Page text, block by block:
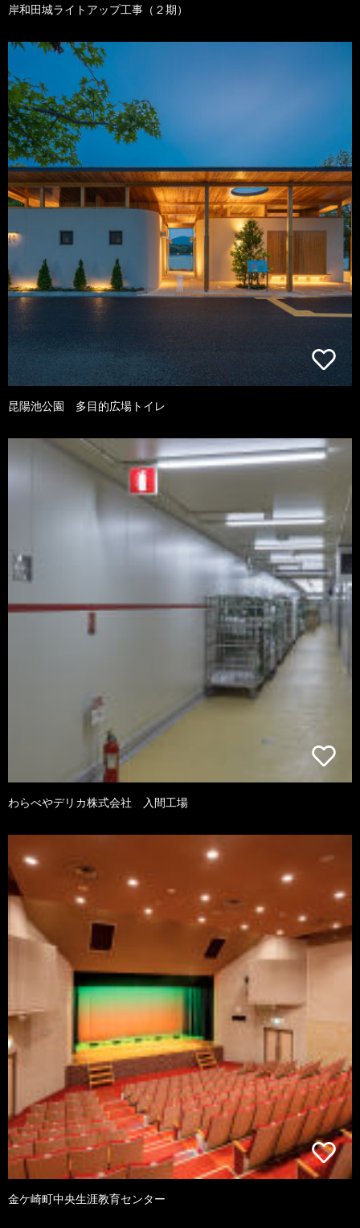
岸和田城ライトアップ工事（２期）
昆陽池公園 多目的広場トイレ
わらべやデリカ株式会社 入間工場
金ケ崎町中央生涯教育センター